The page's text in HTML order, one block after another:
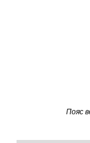
Пояс